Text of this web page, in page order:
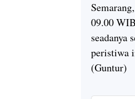
09.00
seadanya
peristiwa
(Guntur)